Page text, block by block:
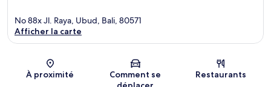
Carte
No 88x Jl. Raya, Ubud, Bali, 80571
Afficher la carte
À proximité
Comment se
Restaurants